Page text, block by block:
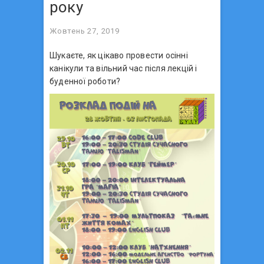
року
Жовтень 27, 2019
Шукаєте, як цікаво провести осінні
канікули та вільний час після лекцій і
буденної роботи?